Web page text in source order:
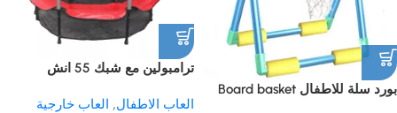
بورد سلة للاطفال Board basket
ترامبولين مع شبك 55 انش
العاب الاطفال, العاب خارجية